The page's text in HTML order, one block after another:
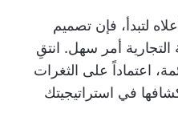
أعلاه لتبدأ، فإن تصميم
التجارية أمر سهل. انتقِ
اعتماداً على الثغرات
في استراتيجيتك